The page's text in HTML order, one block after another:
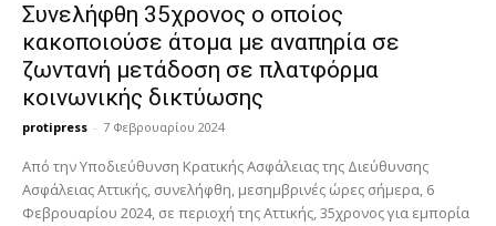
Συνελήφθη 35χρονος ο οποίος
κακοποιούσε άτομα με αναπηρία σε
ζωντανή μετάδοση σε πλατφόρμα
κοινωνικής δικτύωσης
protipress - 7 Φεβρουαρίου 2024
Από την Υποδιεύθυνση Κρατικής Ασφάλειας της Διεύθυνσης
Ασφάλειας Αττικής, συνελήφθη, μεσημβρινές ώρες σήμερα, 6
Φεβρουαρίου 2024, σε περιοχή της Αττικής, 35χρονος για εμπορία